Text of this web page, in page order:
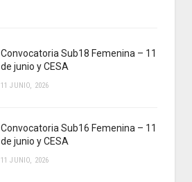
Convocatoria Sub18 Femenina – 11
de junio y CESA
11 JUNIO, 2026
Convocatoria Sub16 Femenina – 11
de junio y CESA
11 JUNIO, 2026